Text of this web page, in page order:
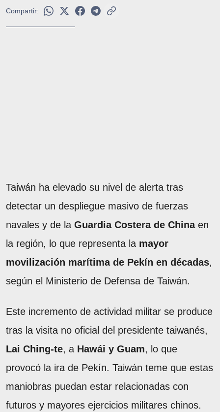
Compartir:
Taiwán ha elevado su nivel de alerta tras
detectar un despliegue masivo de fuerzas
navales y de la Guardia Costera de Chinaen
la región, lo que representa la mayor
movilización marítima de Pekín en décadas,
según el Ministerio de Defensa de Taiwán.
Este incremento de actividad militar se produce
tras la visita no oficial del presidente taiwanés,
Lai Ching-te, a Hawái y Guam, lo que
provocó la ira de Pekín. Taiwán teme que estas
maniobras puedan estar relacionadas con
futuros y mayores ejercicios militares chinos.